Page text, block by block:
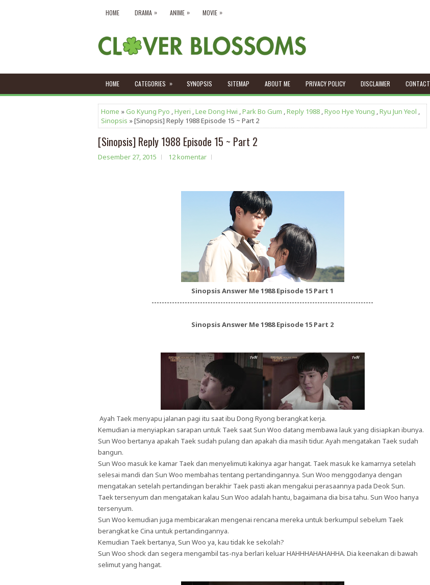
HOME DRAMA » ANIME » MOVIE »
HOME CATEGORIES » SYNOPSIS SITEMAP ABOUT ME PRIVACY POLICY DISCLAIMER CONTACT
Home »Go Kyung Pyo ,Hyeri ,Lee Dong Hwi ,Park Bo Gum ,Reply 1988 ,Ryoo Hye Young ,Ryu Jun Yeol ,
Sinopsis » [Sinopsis] Reply 1988 Episode 15 ~ Part 2
[Sinopsis] Reply 1988 Episode 15 ~ Part 2
Desember 27, 2015 12 komentar
Sinopsis Answer Me 1988 Episode 15 Part 1
---------------------------------------------------------------------------------------
Sinopsis Answer Me 1988 Episode 15 Part 2
Ayah Taek menyapu jalanan pagi itu saat ibu Dong Ryong berangkat kerja.
Kemudian ia menyiapkan sarapan untuk Taek saat Sun Woo datang membawa lauk yang disiapkan ibunya.
Sun Woo bertanya apakah Taek sudah pulang dan apakah dia masih tidur. Ayah mengatakan Taek sudah
bangun.
Sun Woo masuk ke kamar Taek dan menyelimuti kakinya agar hangat. Taek masuk ke kamarnya setelah
selesai mandi dan Sun Woo membahas tentang pertandingannya. Sun Woo menggodanya dengan
mengatakan setelah pertandingan berakhir Taek pasti akan mengakui perasaannya pada Deok Sun.
Taek tersenyum dan mengatakan kalau Sun Woo adalah hantu, bagaimana dia bisa tahu. Sun Woo hanya
tersenyum.
Sun Woo kemudian juga membicarakan mengenai rencana mereka untuk berkumpul sebelum Taek
berangkat ke Cina untuk pertandingannya.
Kemudian Taek bertanya, Sun Woo ya, kau tidak ke sekolah?
Sun Woo shock dan segera mengambil tas-nya berlari keluar HAHHHAHAHAHHA. Dia keenakan di bawah
selimut yang hangat.